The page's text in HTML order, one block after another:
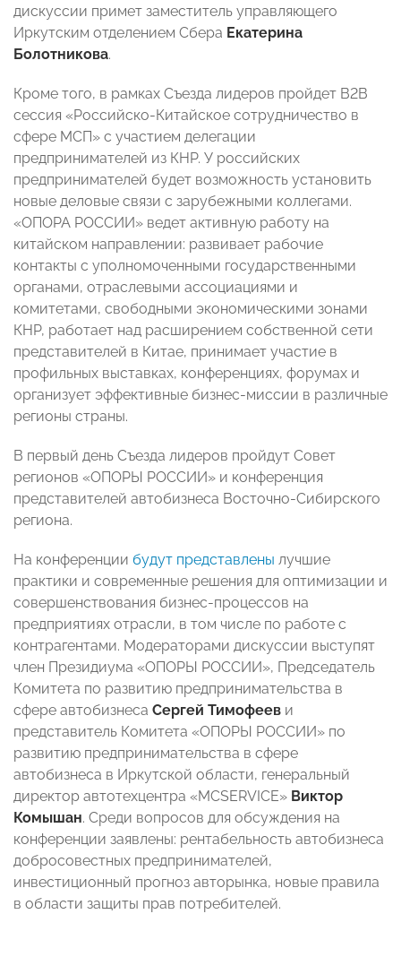
дискуссии примет заместитель управляющего
Иркутским отделением Сбера Екатерина
Болотникова.
Кроме того, в рамках Съезда лидеров пройдет B2В
сессия «Российско-Китайское сотрудничество в
сфере МСП» с участием делегации
предпринимателей из КНР. У российских
предпринимателей будет возможность установить
новые деловые связи с зарубежными коллегами.
«ОПОРА РОССИИ» ведет активную работу на
китайском направлении: развивает рабочие
контакты с уполномоченными государственными
органами, отраслевыми ассоциациями и
комитетами, свободными экономическими зонами
КНР, работает над расширением собственной сети
представителей в Китае, принимает участие в
профильных выставках, конференциях, форумах и
организует эффективные бизнес-миссии в различные
регионы страны.
В первый день Съезда лидеров пройдут Совет
регионов «ОПОРЫ РОССИИ» и конференция
представителей автобизнеса Восточно-Сибирского
региона.
На конференции будут представлены лучшие
практики и современные решения для оптимизации и
совершенствования бизнес-процессов на
предприятиях отрасли, в том числе по работе с
контрагентами. Модераторами дискуссии выступят
член Президиума «ОПОРЫ РОССИИ», Председатель
Комитета по развитию предпринимательства в
сфере автобизнеса Сергей Тимофеев и
представитель Комитета «ОПОРЫ РОССИИ» по
развитию предпринимательства в сфере
автобизнеса в Иркутской области, генеральный
директор автотехцентра «MCSERVICE» Виктор
Комышан. Среди вопросов для обсуждения на
конференции заявлены: рентабельность автобизнеса
добросовестных предпринимателей,
инвестиционный прогноз авторынка, новые правила
в области защиты прав потребителей.